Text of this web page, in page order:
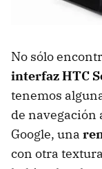
No sólo
interfazHTC
tenemos
de navegación
Google, una
con otra